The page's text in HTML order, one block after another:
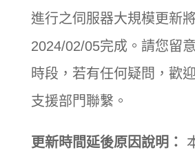
進行之伺服器大規模更新
2024/02/05完成。請您留
時段，若有任何疑問，歡
支援部門聯繫。
更新時間延後原因說明：